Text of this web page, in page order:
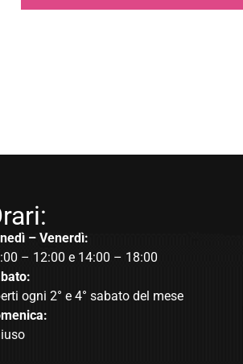
– Venerdì:
– 12:00 e 14:00 – 18:00
ogni 2° e 4° sabato del mese